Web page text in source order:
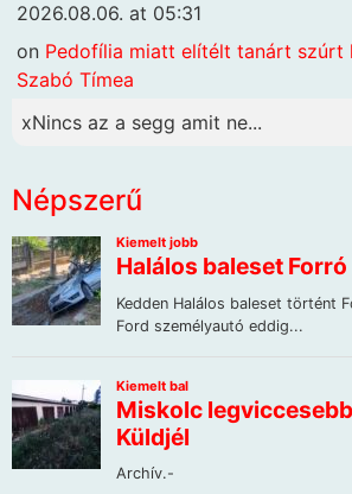
2026.08.06. at 05:31
on Pedofília miatt elítélt tanárt szúrt
Szabó Tímea
xNincs az a segg amit ne...
Népszerű